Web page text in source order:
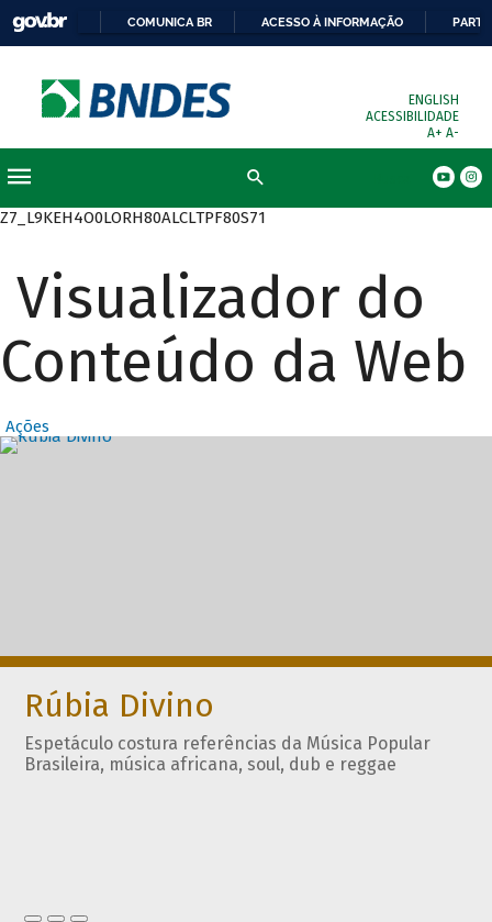
COMUNICA BR ACESSO À INFORMAÇÃO
ENGLISH
ACESSIBILIDADE
A+ A-
Z7_L9KEH4O0LORH80ALCLTPF80S71
Visualizador do
Conteúdo da Web
Ações
Destaques
Rúbia Divino
Espetáculo costura referências da Música Popular
Brasileira, música africana, soul, dub e reggae